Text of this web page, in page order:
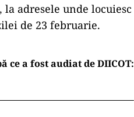
adresele unde locuiesc
de 23 februarie.
ce a fost audiat de DIICOT: